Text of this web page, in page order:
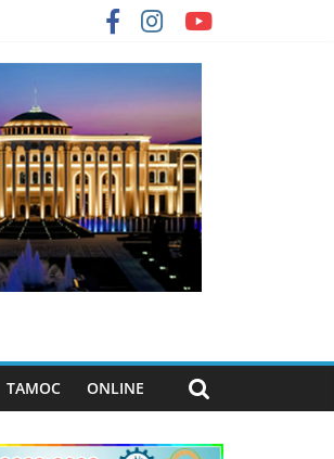
ТАМОС ONLINE